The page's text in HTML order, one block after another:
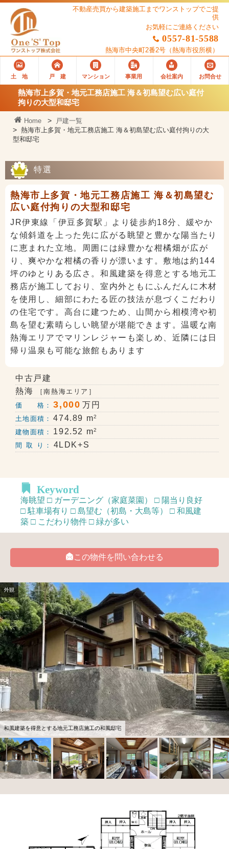
不動産売買から建築施工までワンストップでご提
供
お気軽にご連絡ください
0557-81-5588
熱海市中央町2番2号 （熱海市役所横）
土 地 戸 建 マンション 事業用 会社案内 お問合せ
熱海市上多賀・地元工務店施工 海＆初島望む広い庭付
拘りの大型和邸宅
Home
戸建一覧
熱海市上多賀・地元工務店施工 海＆初島望む広い庭付拘りの大
型和邸宅
特選
熱海市上多賀・地元工務店施工 海＆初島望む
広い庭付拘りの大型和邸宅
JR伊東線「伊豆多賀駅」より徒歩約18分、緩やか
な傾斜道を上った先に広がる眺望と豊かな陽当たり
に恵まれた立地。周囲には緑豊かな柑橘畑が広が
り、爽やかな柑橘の香りが漂います。敷地は約144
坪のゆとりある広さ。和風建築を得意とする地元工
務店が施工しており、室内外ともにふんだんに木材
を使用し、細部にわたる匠の技法が息づくこだわり
の住宅です。高台に建つため、山間から相模湾や初
島を望む素晴らしい眺望が堪能できます。温暖な南
熱海エリアでマリンレジャーも楽しめ、近隣には日
帰り温泉も可能な旅館もあります
中古戸建
熱海
［南熱海エリア］
価 格：
3,000万円
土地面積： 474.89 m2
建物面積： 192.52 m2
間 取 り： 4LDK+S
Keyword
海眺望 □ ガーデニング（家庭菜園） □ 陽当り良好
□ 駐車場有り □ 島望む（初島・大島等） □ 和風建
築 □ こだわり物件 □ 緑が多い
この物件を問い合わせる
外観
和風建築を得意とする地元工務店施工の和風邸宅